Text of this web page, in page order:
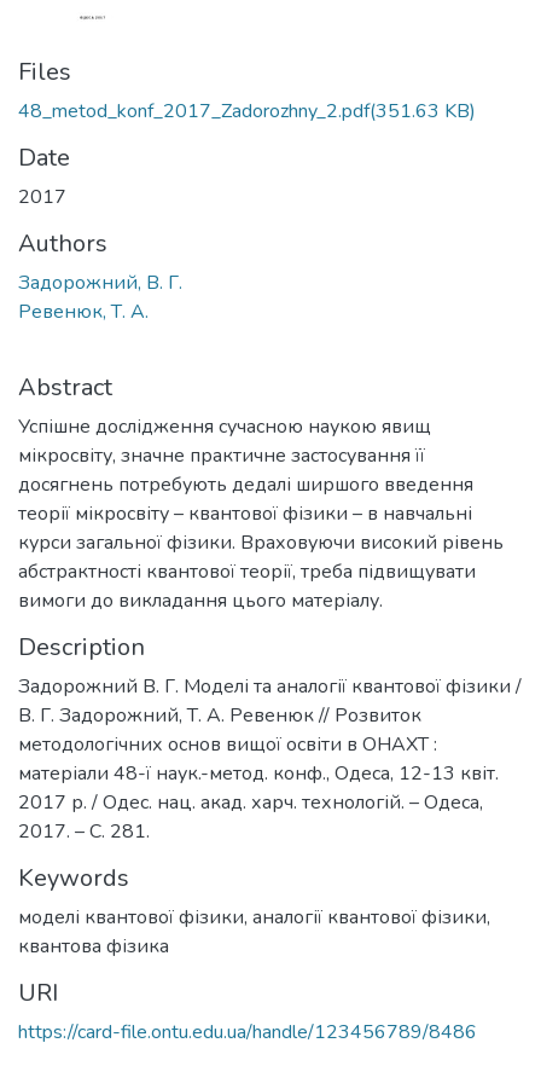
Files
48_metod_konf_2017_Zadorozhny_2.pdf(351.63 KB)
Date
2017
Authors
Задорожний, В. Г.
Ревенюк, Т. А.
Abstract
Успішне дослідження сучасною наукою явищ
мікросвіту, значне практичне застосування її
досягнень потребують дедалі ширшого введення
теорії мікросвіту – квантової фізики – в навчальні
курси загальної фізики. Враховуючи високий рівень
абстрактності квантової теорії, треба підвищувати
вимоги до викладання цього матеріалу.
Description
Задорожний В. Г. Моделі та аналогії квантової фізики /
В. Г. Задорожний, Т. А. Ревенюк // Розвиток
методологічних основ вищої освіти в ОНАХТ :
матеріали 48-ї наук.-метод. конф., Одеса, 12-13 квіт.
2017 р. / Одес. нац. акад. харч. технологій. – Одеса,
2017. – С. 281.
Keywords
моделі квантової фізики, аналогії квантової фізики,
квантова фізика
URI
https://card-file.ontu.edu.ua/handle/123456789/8486